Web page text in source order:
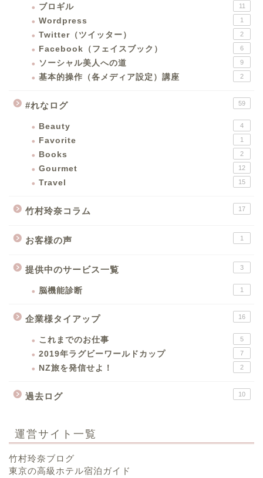
ブロギル 11
Wordpress 1
Twitter（ツイッター） 2
Facebook（フェイスブック） 6
ソーシャル美人への道 9
基本的操作（各メディア設定）講座 2
#れなログ 59
Beauty 4
Favorite 1
Books 2
Gourmet 12
Travel 15
竹村玲奈コラム 17
お客様の声 1
提供中のサービス一覧 3
脳機能診断 1
企業様タイアップ 16
これまでのお仕事 5
2019年ラグビーワールドカップ 7
NZ旅を発信せよ！ 2
過去ログ 10
運営サイト一覧
竹村玲奈ブログ
東京の高級ホテル宿泊ガイド